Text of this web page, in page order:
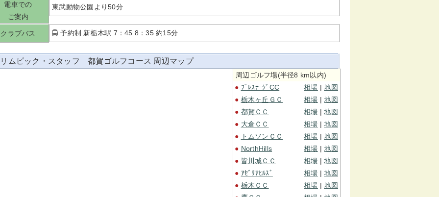
電車での
ご案内
東武動物公園より50分
クラブバス 予約制 新栃木駅 7：45 8：35 約15分
ムピック・スタッフ 都賀ゴルフコース 周辺マップ
周辺ゴルフ場(半径8 km以内)
● ﾌﾟﾚｽﾃｰｼﾞCC 相場 |地図
● 栃木ヶ丘ＧＣ 相場 |地図
● 都賀ＣＣ 相場 |地図
● 大倉ＣＣ 相場 |地図
●
トムソンＣＣ 相場 |地図
● NorthHills 相場 |地図
● 皆川城ＣＣ 相場 |地図
● ｱｾﾞﾘｱﾋﾙｽﾞ 相場 |地図
● 栃木ＣＣ 相場 |地図